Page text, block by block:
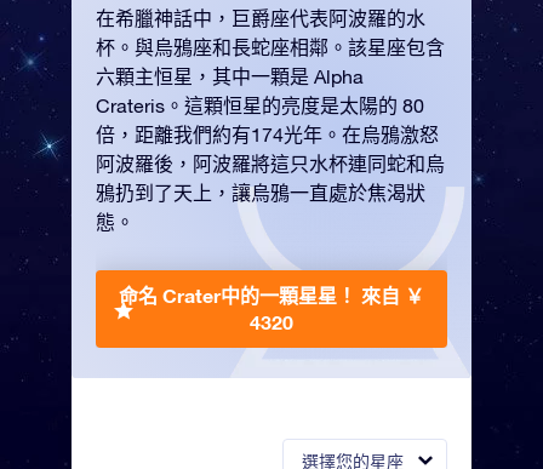
選擇您的星座
在希臘神話中，巨爵座代表阿波羅的水
杯。與烏鴉座和長蛇座相鄰。該星座包含
六顆主恒星，其中一顆是 Alpha
Crateris。這顆恒星的亮度是太陽的 80
倍，距離我們約有174光年。在烏鴉激怒
阿波羅後，阿波羅將這只水杯連同蛇和烏
鴉扔到了天上，讓烏鴉一直處於焦渴狀
態。
命名 Crater中的一顆星星！ 來自 ￥
4320